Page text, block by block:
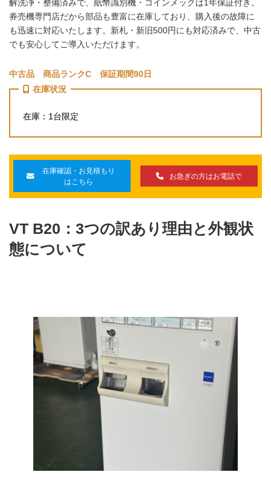
解洗浄・整備済みで、紙幣識別機・コインメックは1年保証付き。
券売機専門店だから部品も豊富に在庫しており、購入後の故障に
も迅速に対応いたします。新札・新旧500円にも対応済みで、中古
でも安心してご導入いただけます。
中古品 商品ランクC 保証期間90日
在庫状況
在庫：1台限定
在庫確認・お見積もり
はこちら
お急ぎの方はお電話で
VT B20：3つの訳あり理由と外観状
態について